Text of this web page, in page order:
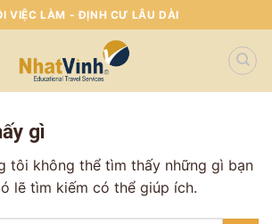
VIỆC LÀM - ĐỊNH CƯ LÂU DÀI
gì
tôi không thể tìm thấy những gì bạn
lẽ tìm kiếm có thể giúp ích.